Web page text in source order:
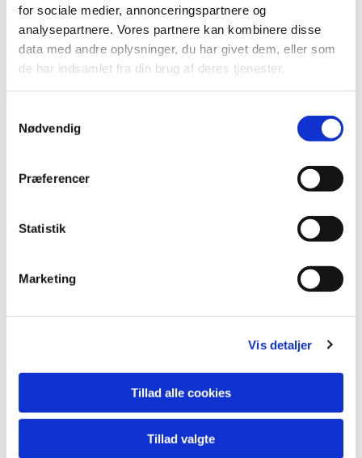
for sociale medier, annonceringspartnere og
analysepartnere. Vores partnere kan kombinere disse
data med andre oplysninger, du har givet dem, eller som
de har indsamlet fra din brug af deres tjenester.
Nødvendig
Præferencer
Statistik
Marketing
Vis detaljer
Tillad alle cookies
Tillad valgte
Du vil måske også kunne